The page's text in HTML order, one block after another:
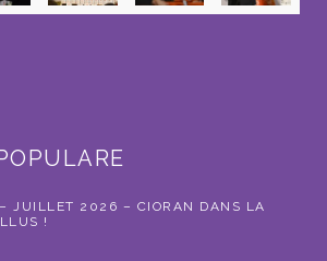
JUILLET 2026 – CIORAN DANS LA
!